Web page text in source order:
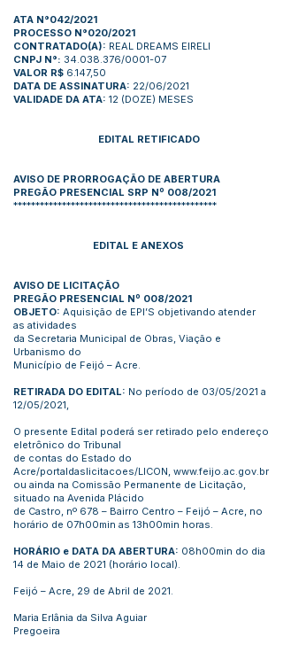
ATA N°042/2021
PROCESSO N°020/2021
CONTRATADO(A): REAL DREAMS EIRELI
CNPJ N°: 34.038.376/0001-07
VALOR R$ 6.147,50
DATA DE ASSINATURA: 22/06/2021
VALIDADE DA ATA: 12 (DOZE) MESES
EDITAL RETIFICADO
AVISO DE PRORROGAÇÃO DE ABERTURA
PREGÃO PRESENCIAL SRP Nº 008/2021
**********************************************
EDITAL E ANEXOS
AVISO DE LICITAÇÃO
PREGÃO PRESENCIAL Nº 008/2021
OBJETO: Aquisição de EPI’S objetivando atender
as atividades
da Secretaria Municipal de Obras, Viação e
Urbanismo do
Município de Feijó – Acre.
RETIRADA DO EDITAL: No período de 03/05/2021 a
12/05/2021,
O presente Edital poderá ser retirado pelo endereço
eletrônico do Tribunal
de contas do Estado do
Acre/portaldaslicitacoes/LICON, www.feijo.ac.gov.br
ou ainda na Comissão Permanente de Licitação,
situado na Avenida Plácido
de Castro, nº 678 – Bairro Centro – Feijó – Acre, no
horário de 07h00min as 13h00min horas.
HORÁRIO e DATA DA ABERTURA: 08h00min do dia
14 de Maio de 2021 (horário local).
Feijó – Acre, 29 de Abril de 2021.
Maria Erlânia da Silva Aguiar
Pregoeira